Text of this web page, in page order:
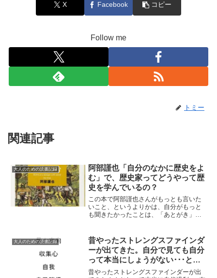
X Facebook コピー
Follow me
トミー
関連記事
大人のための読書記録
阿部謹也「自分のなかに歴史をよ
む」で、歴史家ってどうやって歴
史を学んでいるの？
この本で阿部謹也さんがもっとも言いた
いこと、というよりかは、自分がもっと
も聞きたかったことは、「あとがき」の
なのであって、自分の内奥と呼応しない
歴史を私は理解することは...
大人のための読書記録
昔やったストレングスファインダ
ーが出てきた。自分で見ても自分
って本当にしょうがない･･･と思
う
昔やったストレングスファインダーが出